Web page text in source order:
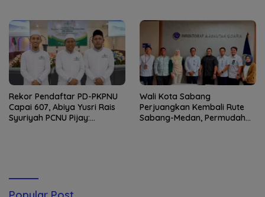
Rekor Pendaftar PD-PKPNU
Capai 607, Abiya Yusri Rais
Syuriyah PCNU Pijay:
Wali Kota Sabang
Perjuangkan Kembali Rute
Sabang-Medan, Permudah